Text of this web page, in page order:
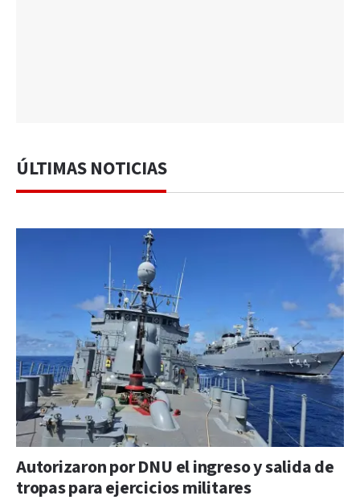
ÚLTIMAS NOTICIAS
Autorizaron por DNU el ingreso y salida de
tropas para ejercicios militares